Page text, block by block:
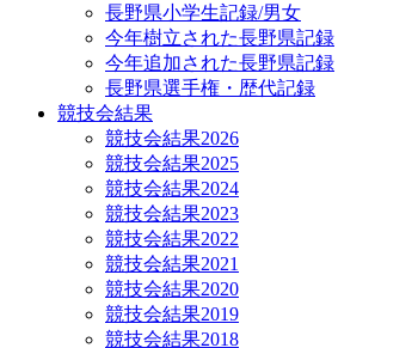
長野県小学生記録/男女
今年樹立された長野県記録
今年追加された長野県記録
長野県選手権・歴代記録
競技会結果
競技会結果2026
競技会結果2025
競技会結果2024
競技会結果2023
競技会結果2022
競技会結果2021
競技会結果2020
競技会結果2019
競技会結果2018